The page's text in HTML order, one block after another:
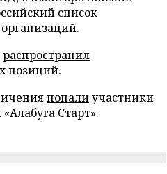
список
распространил
позиций.
попалиучастники
Старт».